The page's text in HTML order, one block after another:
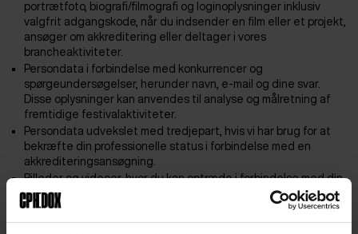
portrætfoto, biografi/filmografi og loginoplysninger inklusiv
valgfrit adgangskode, når du indsender en film eller et projekt,
ansøger om akkreditering eller deltager i vores
brancheaktiviteter.
Persondata i forbindelse med konkurrencer og
spørgeundersøgelser, herunder navn, e-mail og dine svar.
Disse oplysninger kan anvendes til analyse og målretning af
fremtidige festivalaktiviteter.
Persondata udvekslet med tredjepart, hvis vi har brug for at
bekræfte din professionelle status i forbindelse med en
akkrediteringsansøgning.
Billeder og videoer, hvor du kan optræde i forbindelse med din
deltagelse i festivalens aktiviteter.
Vi registrerer cookies og informationer som IP-adresse,
operativsystem, browsertype og geografi, når du besøger